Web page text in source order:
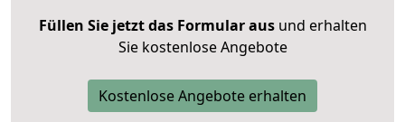
Füllen Sie jetzt das Formular ausund erhalten
Sie kostenlose Angebote
Kostenlose Angebote erhalten